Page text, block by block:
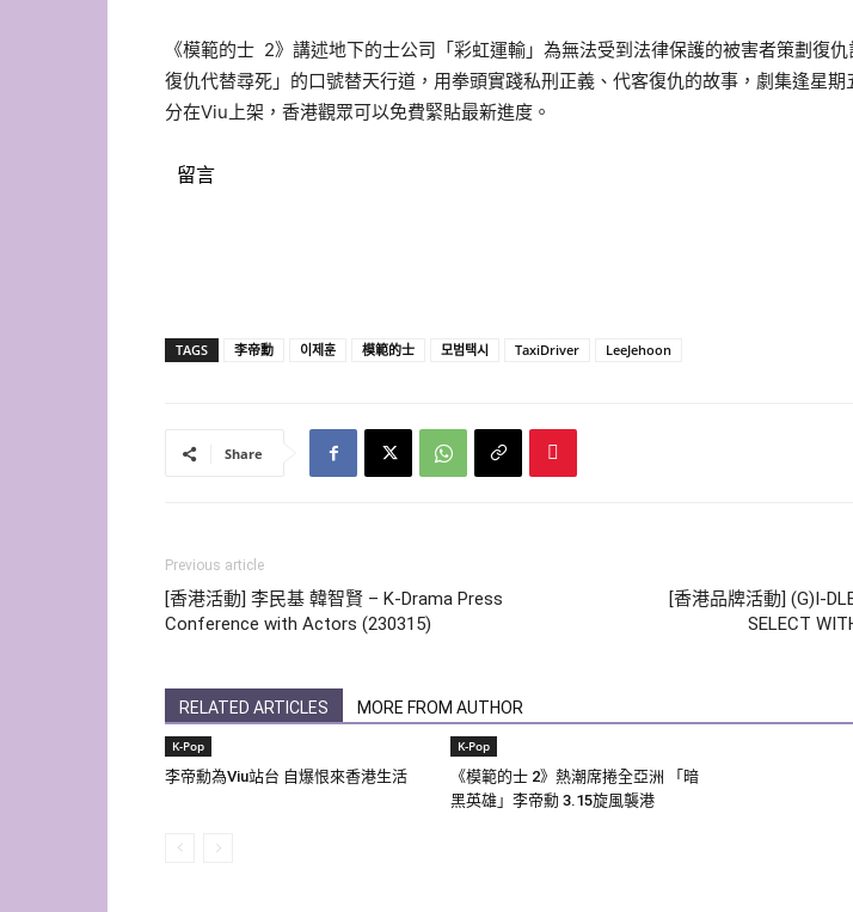
《模範的士 2》講述地下的士公司「彩虹運輸」 為無法受到法律保護的被害者策劃復
復仇代替尋死」的口號替天行道，用拳頭實踐私刑正義、 代客復仇的故事，劇集逢星期
分在Viu上架， 香港觀眾可以免費緊貼最新進度。
留言
TAGS 李帝勳 이제훈 模範的士 모범택시 TaxiDriver LeeJehoon
Share
Previous article
[香港活動] 李民基 韓智賢 – K-Drama Press
Conference with Actors (230315)
[香港品牌活動] (G)I-
SELECT
RELATED ARTICLES MORE FROM AUTHOR
K-Pop
李帝勳為Viu站台 自爆恨來香港生活
K-Pop
《模範的士 2》熱潮席捲全亞洲 「暗
黑英雄」李帝勳 3.15旋風襲港